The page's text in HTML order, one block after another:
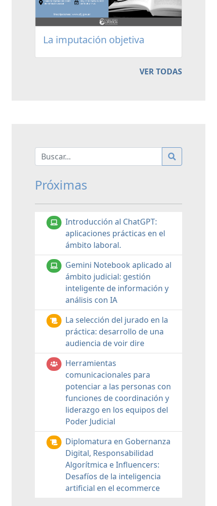
La imputación objetiva
VER TODAS
Próximas
Introducción al ChatGPT:
aplicaciones prácticas en el
ámbito laboral.
Gemini Notebook aplicado al
ámbito judicial: gestión
inteligente de información y
análisis con IA
La selección del jurado en la
práctica: desarrollo de una
audiencia de voir dire
Herramientas
comunicacionales para
potenciar a las personas con
funciones de coordinación y
liderazgo en los equipos del
Poder Judicial
Diplomatura en Gobernanza
Digital, Responsabilidad
Algorítmica e Influencers:
Desafíos de la inteligencia
artificial en el ecommerce